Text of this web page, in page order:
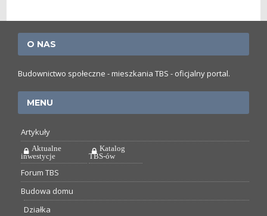
O NAS
Budownictwo społeczne - mieszkania TBS - oficjalny portal.
MENU
Artykuły
Aktualne
inwestycje
Katalog
TBS-ów
Forum TBS
Budowa domu
Działka